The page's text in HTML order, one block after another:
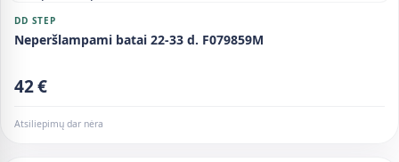
DD STEP
Neperšlampami batai 22-33 d. F079859M
42 €
Atsiliepimų dar nėra